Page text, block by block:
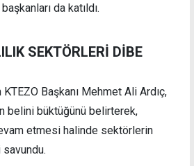
da katıldı.
SEKTÖRLERİ DİBE
Başkanı Mehmet Ali Ardıç,
belini büktüğünü belirterek,
etmesi halinde sektörlerin